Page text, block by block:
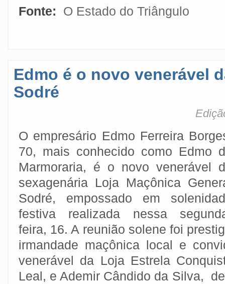
Fonte: O Estado do Triângulo
Edmo é o novo venerável
Sodré
O empresário Edmo Ferreira
70, mais conhecido como Edmo
Marmoraria, é o novo venerável
sexagenária Loja Maçônica
Sodré, empossado em
festiva realizada nessa
feira, 16. A reunião solene foi
irmandade maçônica local e
venerável da Loja Estrela
Leal, e Ademir Cândido da Silva,